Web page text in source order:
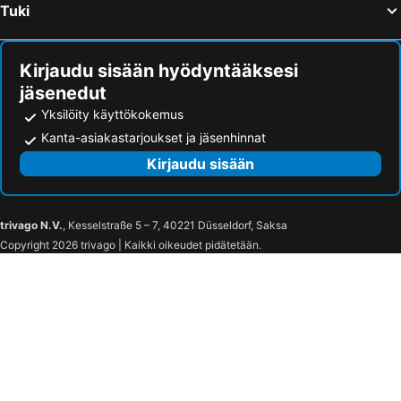
Kanali Studios
Avra
Parga Harbor Suites
Racconto Boutique Design (Adults Only)
Residence La Scala
Alfa Hotel
WhiteSands Beach Resort
Gaios Rantahotellit
Tuki
Kirjaudu sisään hyödyntääksesi
jäsenedut
Yksilöity käyttökokemus
Kanta-asiakastarjoukset ja jäsenhinnat
Kirjaudu sisään
trivago N.V., Kesselstraße 5 – 7, 40221 Düsseldorf, Saksa
Copyright 2026 trivago | Kaikki oikeudet pidätetään.